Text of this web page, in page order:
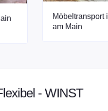
Möbeltransport
am Main
- WINST